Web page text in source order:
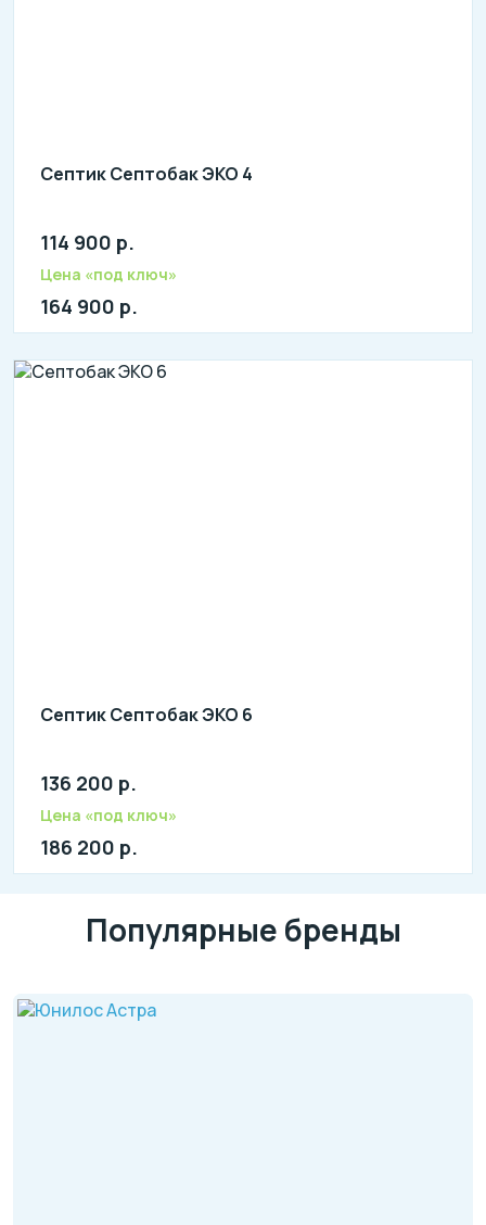
Септик Септобак ЭКО 4
Количество человек: 3-5
литров в сутки: 800
114 900 р.
Цена «под ключ»
164 900 р.
Септик Септобак ЭКО 6
Количество человек: 5-7
литров в сутки: 1200
136 200 р.
Цена «под ключ»
186 200 р.
Популярные бренды